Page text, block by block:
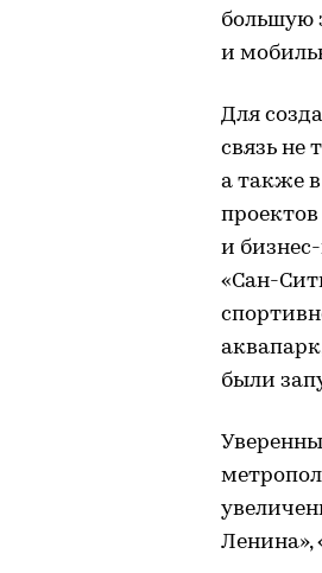
большую
и
Для
связь не
а также
и
«Сан-
были
Ленина»,